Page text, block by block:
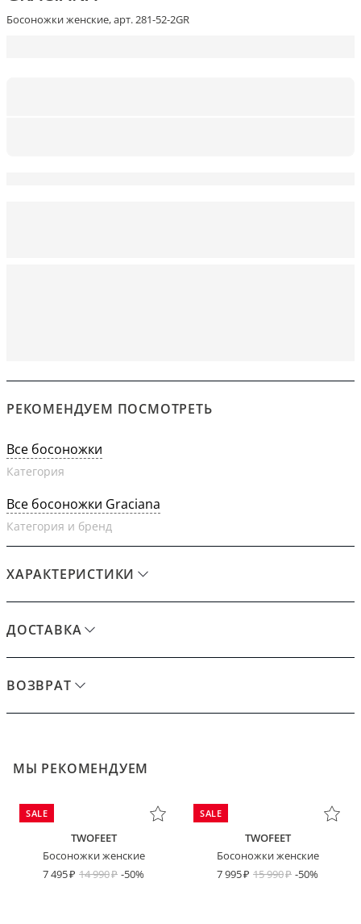
Босоножки женские, арт. 281-52-2GR
РЕКОМЕНДУЕМ ПОСМОТРЕТЬ
Все босоножки
Категория
Все босоножки Graciana
Категория и бренд
ХАРАКТЕРИСТИКИ
ДОСТАВКА
ВОЗВРАТ
МЫ РЕКОМЕНДУЕМ
SALE
TWOFEET
Босоножки женские
7 495
14 990 -50%
SALE
TWOFEET
Босоножки женские
7 995
15 990 -50%